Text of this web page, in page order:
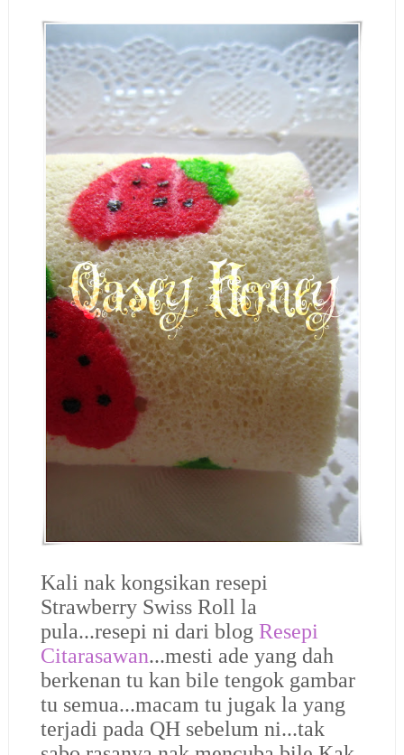
Kali nak kongsikan resepi
Strawberry Swiss Roll la
pula...resepi ni dari blog Resepi
Citarasawan...mesti ade yang dah
berkenan tu kan bile tengok gambar
tu semua...macam tu jugak la yang
terjadi pada QH sebelum ni...tak